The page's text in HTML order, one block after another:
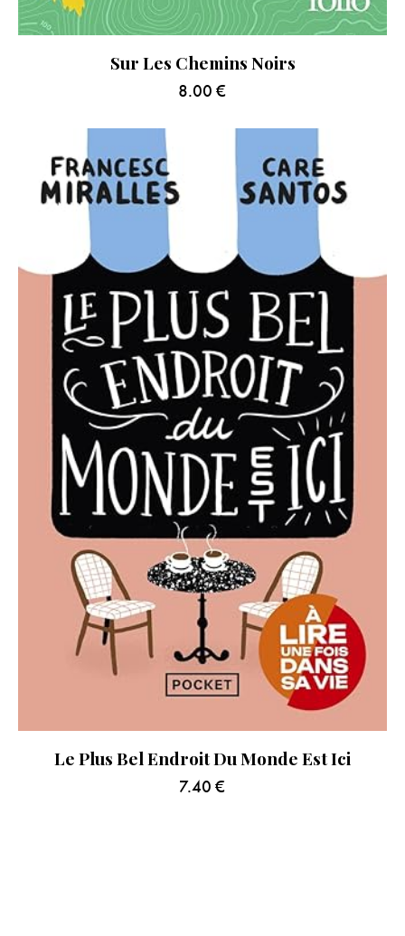
Sur Les Chemins Noirs
8.00 €
Le Plus Bel Endroit Du Monde Est Ici
7.40 €